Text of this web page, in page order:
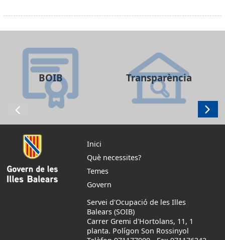
BOIB Transparència
Inici
Què necessites?
Temes
Govern
Servei d'Ocupació de les Illes
Balears (SOIB)
Carrer Gremi d'Hortolans, 11, 1
planta. Polígon Son Rossinyol